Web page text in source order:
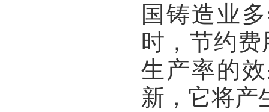
国铸造业
时，节约
生产率的
新，它将产